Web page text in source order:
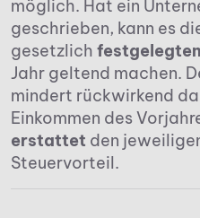
möglich. Hat ein
geschrieben, kann es
gesetzlich
Jahr geltend machen.
mindert rückwirkend
Einkommen des
erstattet den
Steuervorteil.